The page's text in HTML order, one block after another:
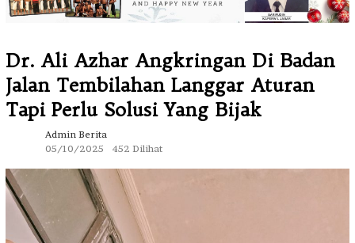
Dr. Ali Azhar Angkringan Di Badan
Jalan Tembilahan Langgar Aturan
Tapi Perlu Solusi Yang Bijak
Admin Berita
05/10/2025
452 Dilihat